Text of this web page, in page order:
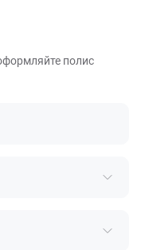
полис